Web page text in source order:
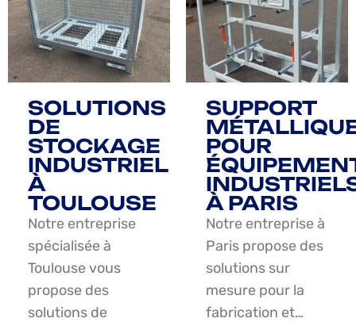
SOLUTIONS
DE
STOCKAGE
INDUSTRIEL
À
TOULOUSE
Notre entreprise
spécialisée à
Toulouse vous
propose des
solutions de
SUPPORT
POUR
À PARIS
Notre entreprise à
Paris propose des
solutions sur
mesure pour la
fabrication et…